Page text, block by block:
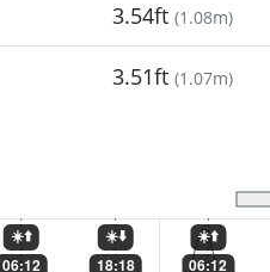
3.54ft (1.08m)
3.51ft (1.07m)